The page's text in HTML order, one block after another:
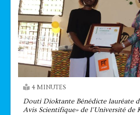
4 MINUTES
Douti Dioktante Bénédicte lauréate
Avis Scientifique» de l’Université de